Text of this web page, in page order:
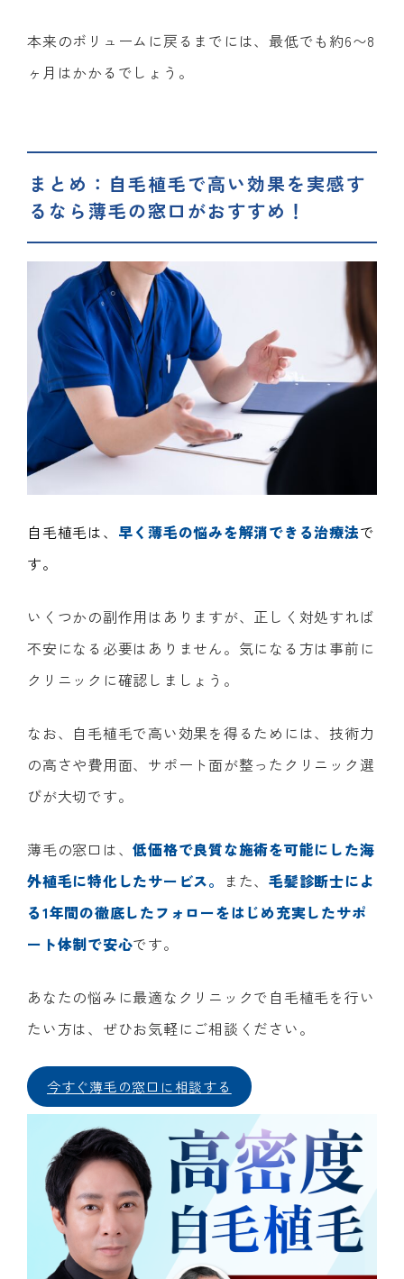
本来のボリュームに戻るまでには、最低でも約6〜8
ヶ月はかかるでしょう。
まとめ：自毛植毛で高い効果を実感す
るなら薄毛の窓口がおすすめ！
自毛植毛は、 早く薄毛の悩みを解消できる治療法で
す。
いくつかの副作用はありますが、正しく対処すれば
不安になる必要はありません。気になる方は事前に
クリニックに確認しましょう。
なお、自毛植毛で高い効果を得るためには、技術力
の高さや費用面、サポート面が整ったクリニック選
びが大切です。
薄毛の窓口は、低価格で良質な施術を可能にした海
外植毛に特化したサービス。 また、 毛髪診断士によ
る1年間の徹底したフォローをはじめ充実したサポ
ート体制で安心です。
あなたの悩みに最適なクリニックで自毛植毛を行い
たい方は、ぜひお気軽にご相談ください。
今すぐ薄毛の窓口に相談する